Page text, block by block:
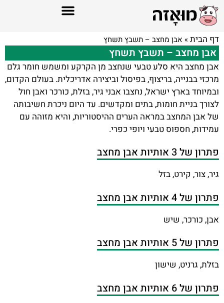
דף הבית» אבן מחצב – תשבץ תשחץ
אבן מחצב – תשבץ תשחץ
אבן מחצב היא סלע טבעי שנחצב מן הקרקע ומשמש חומר גלם
מרכזי בבנייה, בריצוף, בפיסול וביצירה אדריכלית. בעולם הקדום,
ובמיוחד בארץ ישראל, נחצבו אבני גיר, בזלת, כורכר ואבן חול
לצורך בניית חומות, בתים ומקדשים. עד היום ניכרת חשיבותה
של אבן המחצב במראה הערים ההיסטוריות, והיא מזוהה עם
עמידות, חספוס טבעי ויופי כפרי.
פתרון של 3 אותיות אבן מחצב
גיר, צור, קירט, בזל
פתרון של 4 אותיות אבן מחצב
אבן, כורכר, שיש
פתרון של 5 אותיות אבן מחצב
בזלת, גרניט, שישון
פתרון של 6 אותיות אבן מחצב